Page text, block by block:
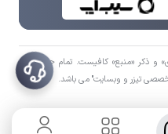
و ذکر «منبع» کافیست. تمام حقوق اين
تیزر و وبسایت" می باشد.